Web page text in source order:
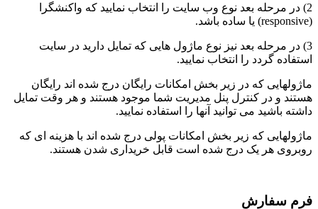
2) در مرحله بعد نوع وب سایت را انتخاب نمایید که واکنشگرا
(responsive) یا ساده باشد.
3) در مرحله بعد نیز نوع ماژول هایی که تمایل دارید در سایت
استفاده گردد را انتخاب نمایید.
ماژولهایی که در زیر بخش امکانات رایگان درج شده اند رایگان
هستند و در کنترل پنل مدیریت شما موجود هستند و هر وقت تمایل
داشته باشید می توانید آنها را استفاده نمایید.
ماژولهایی که زیر بخش امکانات پولی درج شده اند با هزینه ای که
روبروی هر یک درج شده است قابل خریداری شدن هستند.
فرم سفارش